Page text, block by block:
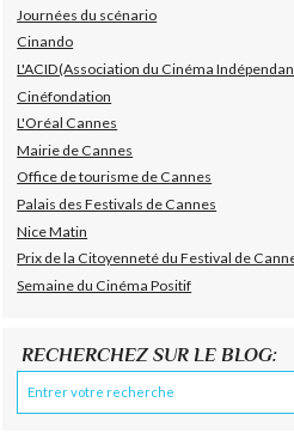
Journées du scénario
Cinando
L'ACID(Association du Cinéma
Cinéfondation
L'Oréal Cannes
Mairie de Cannes
Office de tourisme de Cannes
Palais des Festivals de Cannes
Nice Matin
Prix de la Citoyenneté du Festival de
Semaine du Cinéma Positif
RECHERCHEZ SUR LE BLOG: